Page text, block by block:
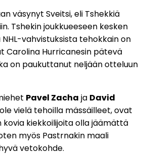
väsynyt Sveitsi, eli Tshekkiä
Tshekin joukkueeseen kesken
vahvistuksista tehokkain on
Carolina Hurricanesin pätevä
on paukuttanut neljään otteluun
Pavel Zacha ja David
vielä tehoilla mässäilleet, ovat
kovia kiekkoilijoita olla jäämättä
myös Pastrnakin maali
vetokohde.